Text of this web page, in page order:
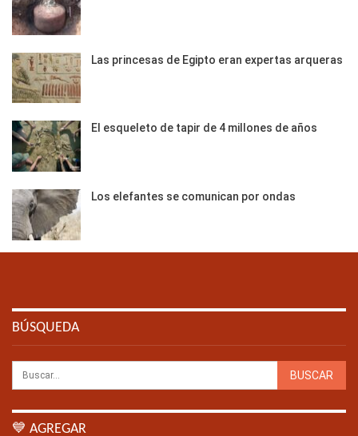
Las princesas de Egipto eran expertas arqueras
El esqueleto de tapir de 4 millones de años
Los elefantes se comunican por ondas
BÚSQUEDA
💙 AGREGAR